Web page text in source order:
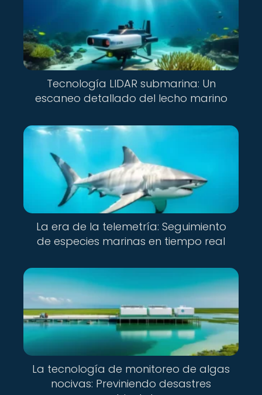
Tecnología LIDAR submarina: Un
escaneo detallado del lecho marino
La era de la telemetría: Seguimiento
de especies marinas en tiempo real
La tecnología de monitoreo de algas
nocivas: Previniendo desastres